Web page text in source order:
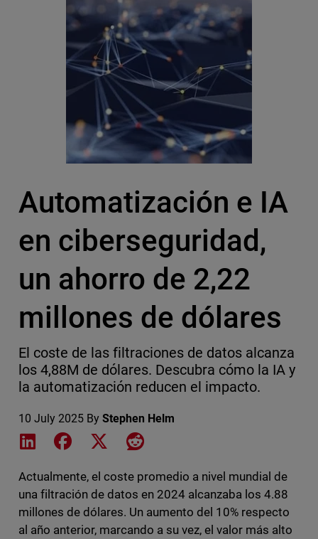
Automatización e IA
en ciberseguridad,
un ahorro de 2,22
millones de dólares
El coste de las filtraciones de datos alcanza
los 4,88M de dólares. Descubra cómo la IA y
la automatización reducen el impacto.
10 July 2025 By Stephen Helm
Share on LinkedIn
Share on Facebook
Share on XShare on Reddit
Actualmente, el coste promedio a nivel mundial de
una filtración de datos en 2024 alcanzaba los 4.88
millones de dólares. Un aumento del 10% respecto
al año anterior, marcando a su vez, el valor más alto